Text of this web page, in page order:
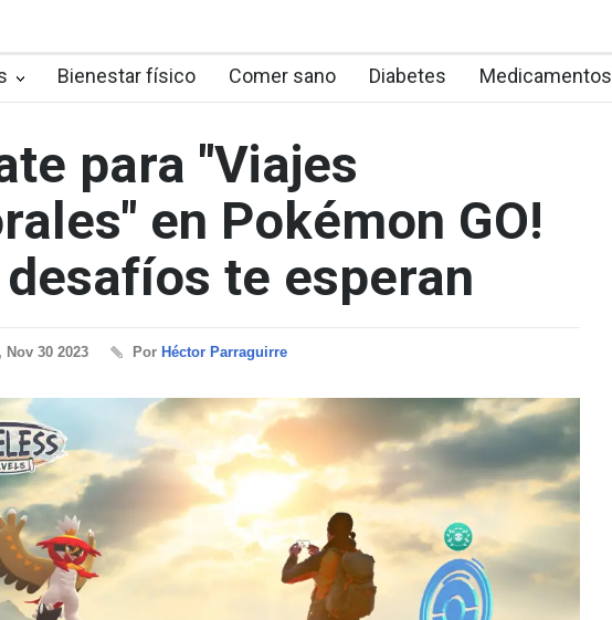
Bienestar físico Comer sano Diabetes Medicamentos
para "Viajes
en Pokémon GO!
te esperan
Nov 30 2023 Por Héctor Parraguirre